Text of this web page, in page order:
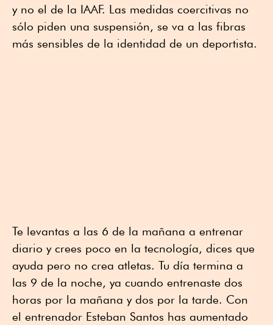
y no el de la IAAF. Las medidas coercitivas no
sólo piden una suspensión, se va a las fibras
más sensibles de la identidad de un deportista.
Te levantas a las 6 de la mañana a entrenar
diario y crees poco en la tecnología, dices que
ayuda pero no crea atletas. Tu día termina a
las 9 de la noche, ya cuando entrenaste dos
horas por la mañana y dos por la tarde. Con
el entrenador Esteban Santos has aumentado